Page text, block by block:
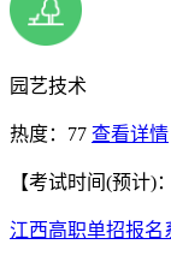
园艺技术
热度：77 查看详情
【考试时间(预计)
江西高职单招报名